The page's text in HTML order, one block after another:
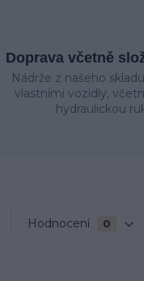
Doprava včetně
Nádrže z našeho
vlastními vozidly,
hydraulickou
Hodnocení 0